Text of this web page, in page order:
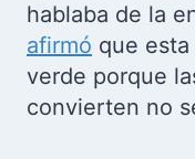
hablaba de la
afirmó que
verde porque
convierten no